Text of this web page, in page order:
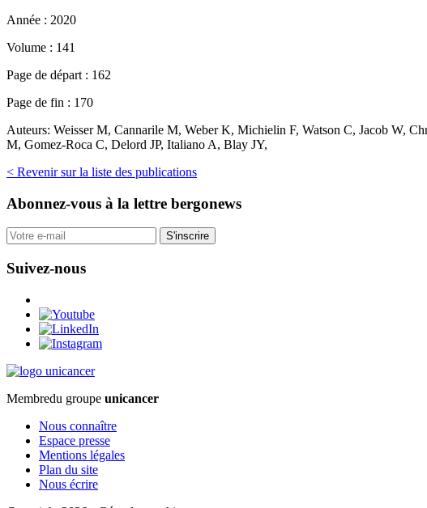
Année : 2020
Volume : 141
Page de départ : 162
Page de fin : 170
Auteurs: Weisser M, Cannarile M, Weber K, Michielin F, Watson C, Jacob W,
M, Gomez-Roca C, Delord JP, Italiano A, Blay JY,
< Revenir sur la liste des publications
Abonnez-vous à la lettre bergonews
S'inscrire
Suivez-nous
Membredu groupe unicancer
Nous connaître
Espace presse
Mentions légales
Plan du site
Nous écrire